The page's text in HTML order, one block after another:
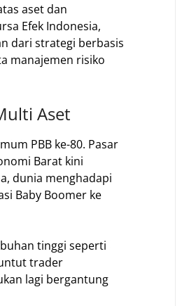
aset dan
Efek Indonesia,
dari strategi berbasis
manajemen risiko
Aset
PBB ke-80. Pasar
Barat kini
dunia menghadapi
Baby Boomer ke
tinggi seperti
trader
lagi bergantung